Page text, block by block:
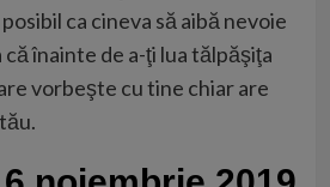
ca cineva să aibă nevoie
că înainte de a-ţi lua tălpăşiţa
vorbeşte cu tine chiar are